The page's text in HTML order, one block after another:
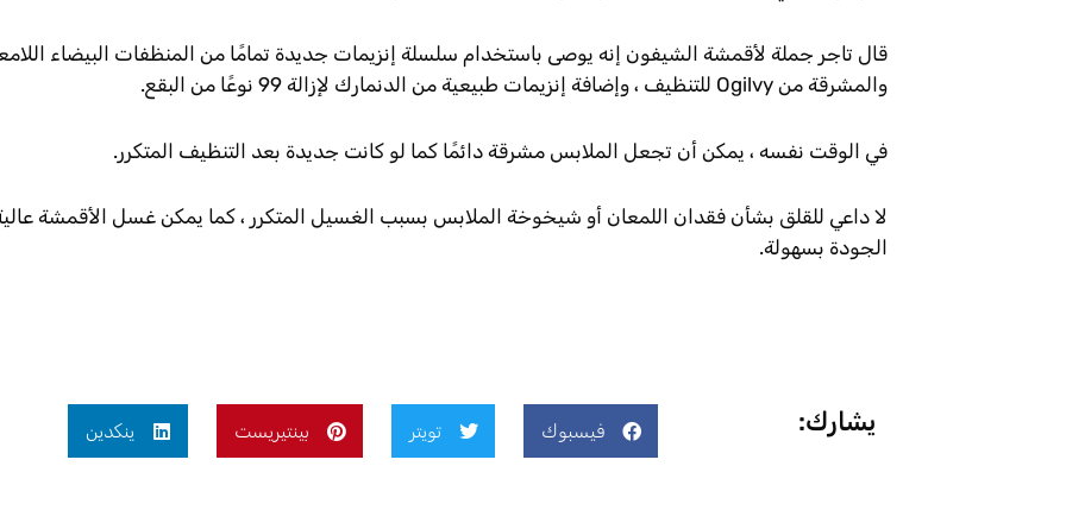
قال تاجر جملة لأقمشة الشيفون إنه يوصى باستخدام سلسلة إنزيمات جديدة تمامًا من المنظفات البيضاء
والمشرقة من Ogilvy للتنظيف ، وإضافة إنزيمات طبيعية من الدنمارك لإزالة 99 نوعًا من البقع.
في الوقت نفسه ، يمكن أن تجعل الملابس مشرقة دائمًا كما لو كانت جديدة بعد التنظيف المتكرر.
لا داعي للقلق بشأن فقدان اللمعان أو شيخوخة الملابس بسبب الغسيل المتكرر ، كما يمكن غسل الأقمشة
الجودة بسهولة.
يشارك: فيسبوك تويتر بينتيريست ينكدين